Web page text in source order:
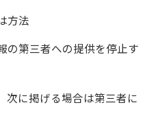
方法
の第三者への提供を停止す
次に掲げる場合は第三者に